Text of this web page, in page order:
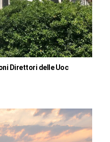
Direttori delle Uoc